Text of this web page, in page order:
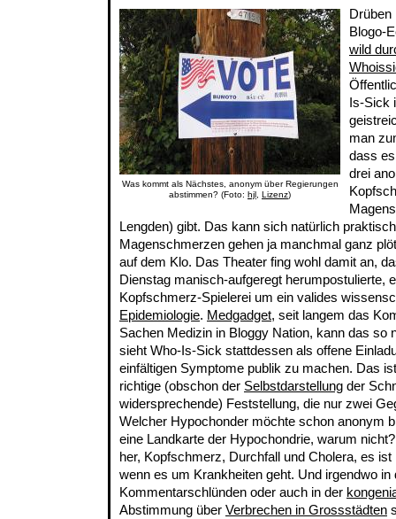
Was kommt als Nächstes, anonym über Regierungen
abstimmen? (Foto: hjl Lizenz)
Drüben
Blogo-
wild
Is-Sick
man
dass
drei
Lengden) gibt. Das kann sich natürlich
Magenschmerzen gehen ja manchmal ganz
auf dem Klo. Das Theater fing wohl damit an,
Dienstag manisch-aufgeregt herumpostulierte,
Kopfschmerz-Spielerei um ein valides
Epidemiologie. Medgadget, seit langem das
Sachen Medizin in Bloggy Nation, kann das so
sieht Who-Is-Sick stattdessen als offene
einfältigen Symptome publik zu machen. Das
richtige (obschon der Selbstdarstellung der
widersprechende) Feststellung, die nur zwei
Welcher Hypochonder möchte schon anonym
eine Landkarte der Hypochondrie, warum
her, Kopfschmerz, Durchfall und Cholera, es
wenn es um Krankheiten geht. Und irgendwo in
Kommentarschlünden oder auch in der
Abstimmung über Verbrechen in Grossstädten